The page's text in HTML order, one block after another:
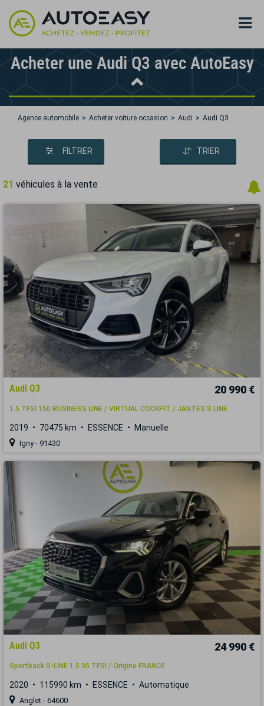
Acheter une Audi Q3 avec AutoEasy
Agence automobile Acheter voiture occasion Audi Audi Q3
FILTRER TRIER
21 véhicules à la vente
Audi Q3 20 990 €
1.5 TFSI 150 BUSINESS LINE / VIRTUAL COCKPIT / JANTES S LINE
2019 70475 km ESSENCE Manuelle
Igny - 91430
Audi Q3 24 990 €
Sportback S-LINE 1.5 35 TFSI / Origine FRANCE
2020 115990 km ESSENCE Automatique
Anglet - 64600